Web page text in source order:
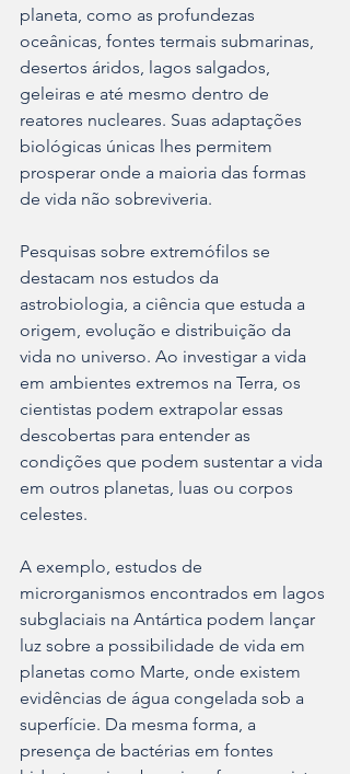
planeta, como as profundezas
oceânicas, fontes termais submarinas,
desertos áridos, lagos salgados,
geleiras e até mesmo dentro de
reatores nucleares. Suas adaptações
biológicas únicas lhes permitem
prosperar onde a maioria das formas
de vida não sobreviveria.
Pesquisas sobre extremófilos se
destacam nos estudos da
astrobiologia, a ciência que estuda a
origem, evolução e distribuição da
vida no universo. Ao investigar a vida
em ambientes extremos na Terra, os
cientistas podem extrapolar essas
descobertas para entender as
condições que podem sustentar a vida
em outros planetas, luas ou corpos
celestes.
A exemplo, estudos de
microrganismos encontrados em lagos
subglaciais na Antártica podem lançar
luz sobre a possibilidade de vida em
planetas como Marte, onde existem
evidências de água congelada sob a
superfície. Da mesma forma, a
presença de bactérias em fontes